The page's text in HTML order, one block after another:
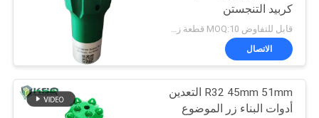
كربيد التنجستن
الاتصال
R32 45mm 51mm التعدين
أدوات البناء زر الموضوع